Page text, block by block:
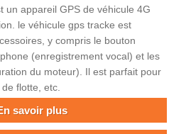
un appareil GPS de véhicule 4G
le véhicule gps tracke est
y compris le bouton
(enregistrement vocal) et les
du moteur). Il est parfait pour
flotte, etc.
savoir plus